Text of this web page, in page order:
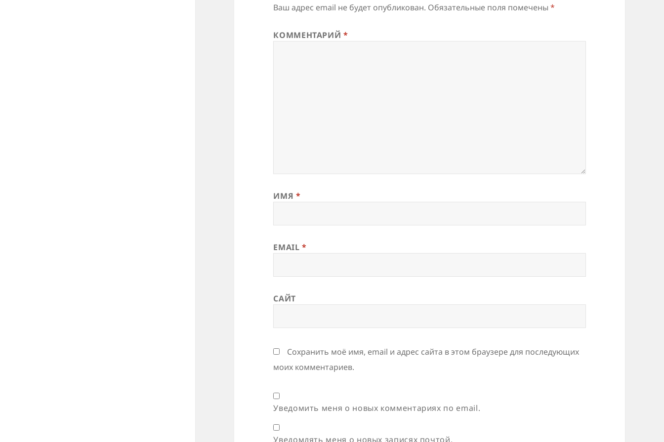
Ваш адрес email не будет опубликован. Обязательные поля помечены*
КОММЕНТАРИЙ*
ИМЯ *
EMAIL*
САЙТ
Сохранить моё имя, email и адрес сайта в этом браузере для последующих
моих комментариев.
Уведомить меня о новых комментариях по email.
Уведомлять меня о новых записях почтой.